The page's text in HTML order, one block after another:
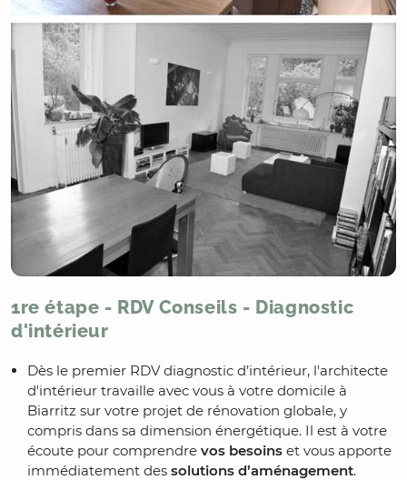
1re étape - RDV Conseils - Diagnostic
d'intérieur
Dès le premier RDV diagnostic d’intérieur, l'architecte
d'intérieur travaille avec vous à votre domicile à
Biarritz sur votre projet de rénovation globale, y
compris dans sa dimension énergétique. Il est à votre
écoute pour comprendre vos besoins et vous apporte
immédiatement des solutions d’aménagement.